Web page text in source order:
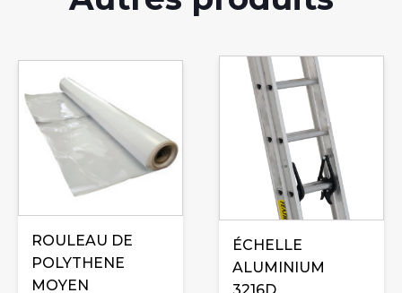
ROULEAU DE
POLYTHENE
MOYEN
produit
plusieurs
variations.
être
choisies
ÉCHELLE
ALUMINIUM